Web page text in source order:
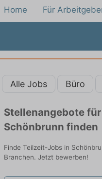
Home Für
Alle Jobs Büro
Stellenangebote
Schönbrunn finden
Finde Teilzeit-Jobs in
Branchen. Jetzt bewerben!